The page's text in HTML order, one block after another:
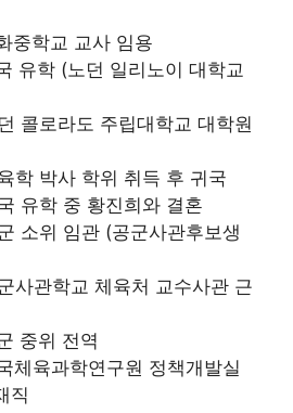
중학교 교사 임용
유학 (노던 일리노이 대학교
콜로라도 주립대학교 대학원
학 박사 학위 취득 후 귀국
유학 중 황진희와 결혼
소위 임관 (공군사관후보생
사관학교 체육처 교수사관 근
중위 전역
체육과학연구원 정책개발실
직